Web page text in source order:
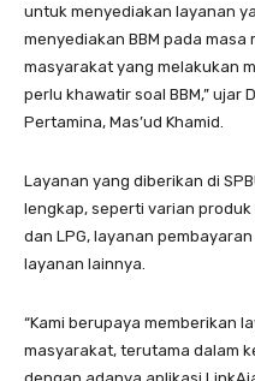
untuk menyediakan layanan
menyediakan BBM pada masa
masyarakat yang melakukan
perlu khawatir soal BBM,” ujar
Pertamina, Mas’ud Khamid.
Layanan yang diberikan di
lengkap, seperti varian produk
dan LPG, layanan
layanan lainnya.
“Kami berupaya memberikan
masyarakat, terutama dalam